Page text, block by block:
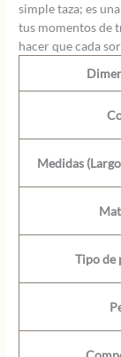
simple taza; es
tus momentos de
hacer que cada
Medidas
Tipo de